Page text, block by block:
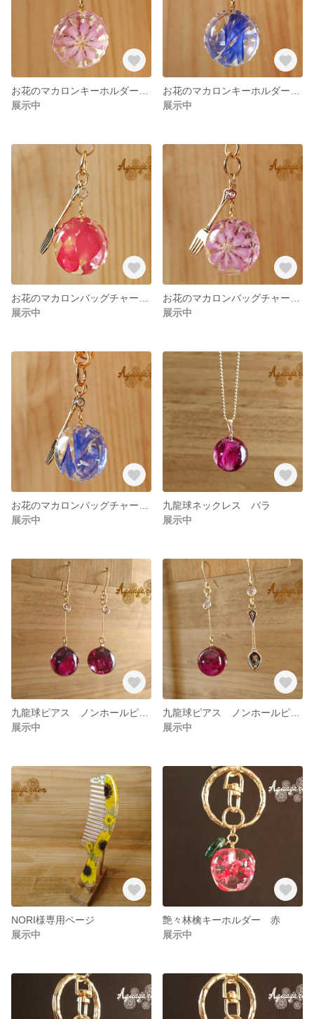
展示中
展示中
展示中
展示中
展示中
九龍球ネックレス バラ
展示中
展示中
展示中
NORI様専用ページ
展示中
艶々林檎キーホルダー 赤
展示中